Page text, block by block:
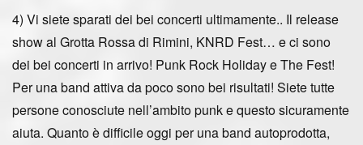
4) Vi siete sparati dei bei concerti ultimamente.. Il release
show al Grotta Rossa di Rimini, KNRD Fest… e ci sono
dei bei concerti in arrivo! Punk Rock Holiday e The Fest!
Per una band attiva da poco sono bei risultati! Siete tutte
persone conosciute nell’ambito punk e questo sicuramente
aiuta. Quanto è difficile oggi per una band autoprodotta,